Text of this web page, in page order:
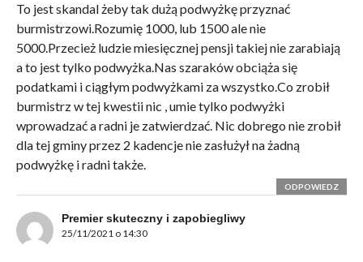
To jest skandal żeby tak dużą podwyżkę przyznać
burmistrzowi.Rozumię 1000, lub 1500 ale nie
5000.Przecież ludzie miesięcznej pensji takiej nie zarabiają
a to jest tylko podwyżka.Nas szaraków obciąża się
podatkami i ciągłym podwyżkami za wszystko.Co zrobił
burmistrz w tej kwestii nic , umie tylko podwyżki
wprowadzać a radni je zatwierdzać. Nic dobrego nie zrobił
dla tej gminy przez 2 kadencje nie zasłużył na żadną
podwyżkę i radni także.
ODPOWIEDZ
Premier skuteczny i zapobiegliwy
25/11/2021 o 14:30